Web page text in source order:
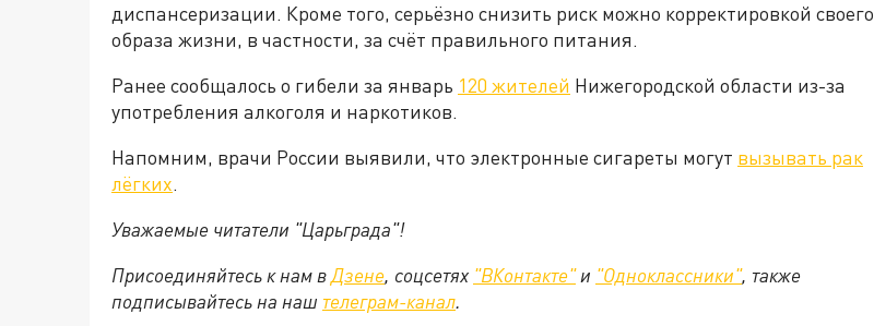
диспансеризации. Кроме того, серьёзно снизить риск можно корректировкой своего
образа жизни, в частности, за счёт правильного питания.
Ранее сообщалось о гибели за январь 120 жителей Нижегородской области из-за
употребления алкоголя и наркотиков.
Напомним, врачи России выявили, что электронные сигареты могут вызывать рак
лёгких.
Уважаемые читатели "Царьграда"!
Присоединяйтесь к нам вДзене, соцсетях "ВКонтакте"и "Одноклассники", также
подписывайтесь на наш телеграм-канал.